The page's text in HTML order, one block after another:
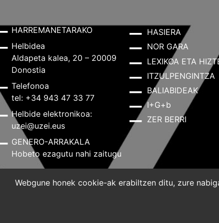
HARREMANETARAKO
Helbidea
Aldapeta kalea, 20 – 20009
Donostia
Telefonoa
tel: +34 943 47 33 77
Helbide elektronikoa:
uzei@uzei.eus
GENERO-ARRAKALA
Hobeto ezagutu nahi zaitugu
HASIERA
NOR GARA
LEXIKOA ETA
ITZULPENGINTZA
BALIABIDEAK
I+G+b
ZER BERRI
Lege-oharra Cookie-
Webgune honek cookie-ak erabiltzen ditu, zure